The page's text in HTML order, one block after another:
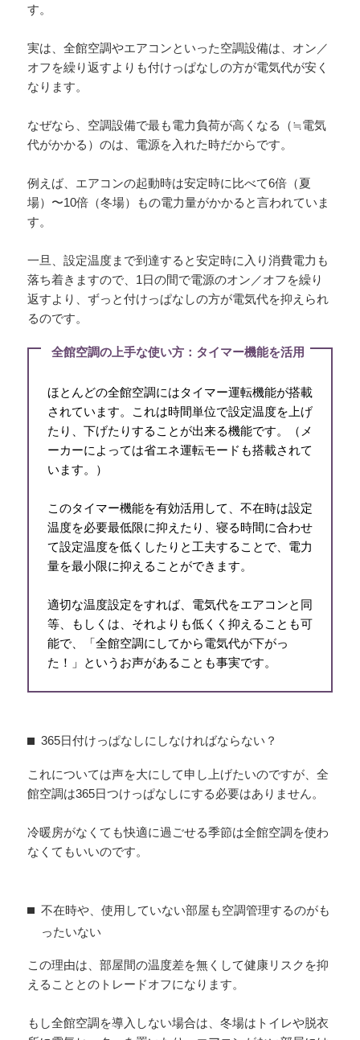
す。
実は、全館空調やエアコンといった空調設備は、オン／
オフを繰り返すよりも付けっぱなしの方が電気代が安く
なります。
なぜなら、空調設備で最も電力負荷が高くなる（≒電気
代がかかる）のは、電源を入れた時だからです。
例えば、エアコンの起動時は安定時に比べて6倍（夏
場）〜10倍（冬場）もの電力量がかかると言われていま
す。
一旦、設定温度まで到達すると安定時に入り消費電力も
落ち着きますので、1日の間で電源のオン／オフを繰り
返すより、ずっと付けっぱなしの方が電気代を抑えられ
るのです。
全館空調の上手な使い方：タイマー機能を活用
ほとんどの全館空調にはタイマー運転機能が搭載
されています。これは時間単位で設定温度を上げ
たり、下げたりすることが出来る機能です。（メ
ーカーによっては省エネ運転モードも搭載されて
います。）
このタイマー機能を有効活用して、不在時は設定
温度を必要最低限に抑えたり、寝る時間に合わせ
て設定温度を低くしたりと工夫することで、電力
量を最小限に抑えることができます。
適切な温度設定をすれば、電気代をエアコンと同
等、もしくは、それよりも低くく抑えることも可
能で、「全館空調にしてから電気代が下がっ
た！」というお声があることも事実です。
365日付けっぱなしにしなければならない？
これについては声を大にして申し上げたいのですが、全
館空調は365日つけっぱなしにする必要はありません。
冷暖房がなくても快適に過ごせる季節は全館空調を使わ
なくてもいいのです。
不在時や、使用していない部屋も空調管理するのがも
ったいない
この理由は、部屋間の温度差を無くして健康リスクを抑
えることとのトレードオフになります。
もし全館空調を導入しない場合は、冬場はトイレや脱衣